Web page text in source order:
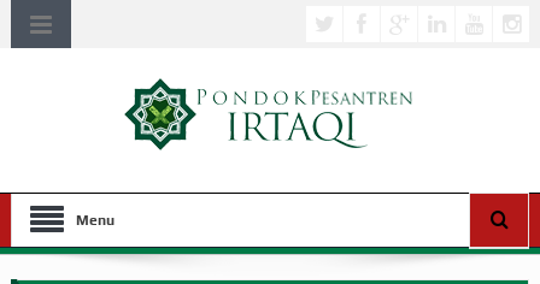
Menu